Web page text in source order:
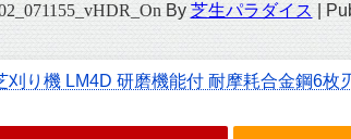
By 芝生パラダイス
刈り機 LM4D 研磨機能付 耐摩耗合金鋼6枚